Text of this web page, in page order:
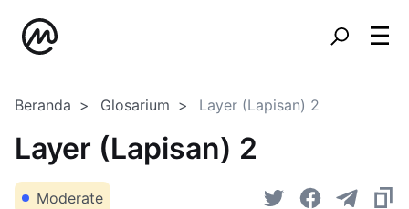
Beranda Glosarium Layer (Lapisan) 2
Layer (Lapisan) 2
Moderate